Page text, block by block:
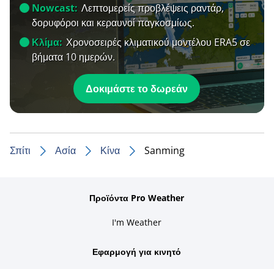
Nowcast: Λεπτομερείς προβλέψεις ραντάρ,
δορυφόροι και κεραυνοί παγκοσμίως.
Κλίμα: Χρονοσειρές κλιματικού μοντέλου ERA5 σε
βήματα 10 ημερών.
Δοκιμάστε το δωρεάν
Σπίτι Ασία Κίνα Sanming
Προϊόντα Pro Weather
I'm Weather
Εφαρμογή για κινητό